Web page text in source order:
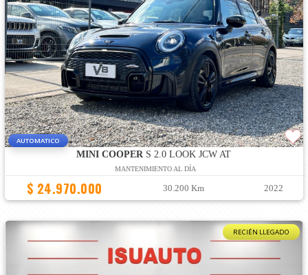
AUTOMATICO
MINI COOPER S 2.0 LOOK JCW AT
MANTENIMIENTO AL DÍA
$ 24.970.000 30.200 Km 2022
RECIÉN LLEGADO